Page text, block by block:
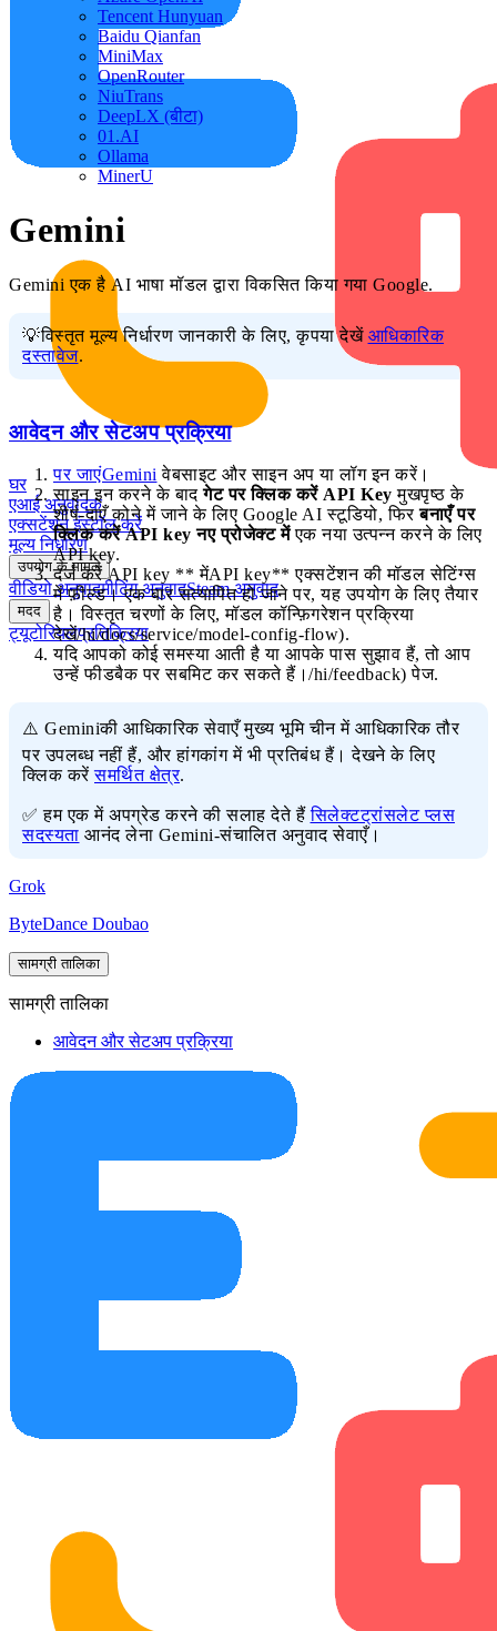
घर
एआई अनुवादक
एक्सटेंशन इंस्टॉल करें
मूल्य निर्धारण
उपयोग के मामले
वीडियो अनुवादमीटिंग अनुवादSteam अनुवाद
मदद
ट्यूटोरियलप्रतिक्रिया
Tencent Hunyuan
Baidu Qianfan
MiniMax
OpenRouter
NiuTrans
DeepLX (बीटा)
01.AI
Ollama
MinerU
Gemini
Gemini एक है AI भाषा मॉडल द्वारा विकसित किया गया Google.
💡विस्तृत मूल्य निर्धारण जानकारी के लिए, कृपया देखें आधिकारिक
दस्तावेज.
आवेदन और सेटअप प्रक्रिया
पर जाएंGemini वेबसाइट और साइन अप या लॉग इन करें।
साइन इन करने के बादगेट पर क्लिक करें API Key मुखपृष्ठ के
शीर्ष-दाएँ कोने में जाने के लिए Google AI स्टूडियो, फिरबनाएँ पर
क्लिक करें API key नए प्रोजेक्ट मेंएक नया उत्पन्न करने के लिए
API key.
दर्ज करें API key ** मेंAPI key** एक्सटेंशन की मॉडल सेटिंग्स
में फ़ील्ड। एक बार सत्यापित हो जाने पर, यह उपयोग के लिए तैयार
है। विस्तृत चरणों के लिए,मॉडल कॉन्फ़िगरेशन प्रक्रिया
देखें/hi/docs/service/model-config-flow).
यदि आपको कोई समस्या आती है या आपके पास सुझाव हैं, तो आप
उन्हेंफीडबैकपर सबमिट कर सकते हैं।/hi/feedback) पेज.
⚠️ Geminiकी आधिकारिक सेवाएँ मुख्य भूमि चीन में आधिकारिक तौर
पर उपलब्ध नहीं हैं, और हांगकांग में भी प्रतिबंध हैं। देखने के लिए
क्लिक करेंसमर्थित क्षेत्र.
✅ हम एक में अपग्रेड करने की सलाह देते हैंसिलेक्टट्रांसलेट प्लस
सदस्यता आनंद लेना Gemini-संचालित अनुवाद सेवाएँ।
Grok
ByteDance Doubao
सामग्री तालिका
सामग्री तालिका
आवेदन और सेटअप प्रक्रिया